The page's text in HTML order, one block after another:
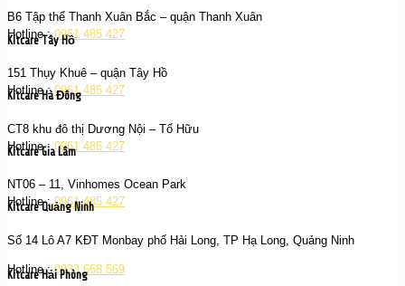
B6 Tập thể Thanh Xuân Bắc – quận Thanh Xuân
Hotline :0961 485 427
Kitcare Tây Hồ
151 Thụy Khuê – quận Tây Hồ
Hotline :0961 485 427
Kitcare Hà Đông
CT8 khu đô thị Dương Nội – Tố Hữu
Hotline :0961 485 427
Kitcare Gia Lâm
NT06 – 11, Vinhomes Ocean Park
Hotline :0961 485 427
Kitcare Quảng Ninh
Số 14 Lô A7 KĐT Monbay phố Hải Long, TP Hạ Long, Quảng Ninh
Hotline :0933 668 569
Kitcare Hải Phòng